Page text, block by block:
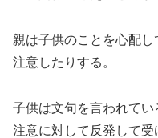
親は子供のことを心配し
注意したりする。
子供は文句を言われてい
注意に対して反発して受